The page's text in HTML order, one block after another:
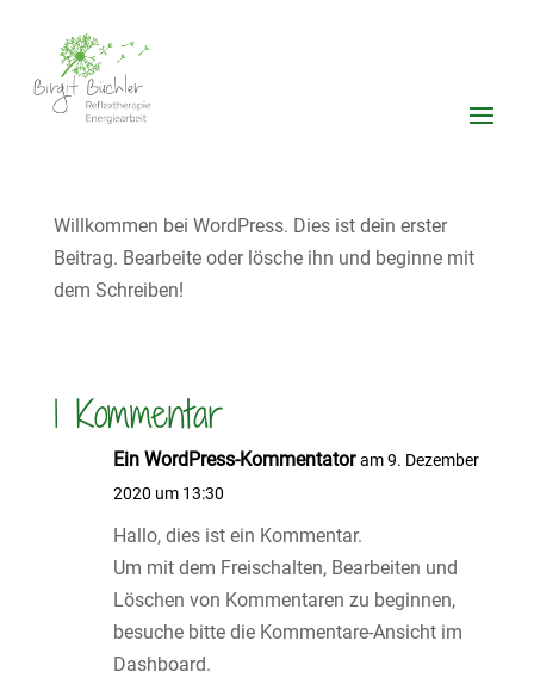
Hallo Welt!
Willkommen bei WordPress. Dies ist dein erster
Beitrag. Bearbeite oder lösche ihn und beginne mit
dem Schreiben!
1 Kommentar
Ein WordPress-Kommentator am 9. Dezember
2020 um 13:30
Hallo, dies ist ein Kommentar.
Um mit dem Freischalten, Bearbeiten und
Löschen von Kommentaren zu beginnen,
besuche bitte die Kommentare-Ansicht im
Dashboard.